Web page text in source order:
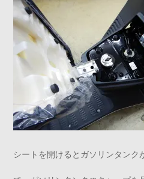
シートを開けるとガソリンタンク